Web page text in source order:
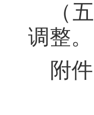
（ 五
调整。
附件